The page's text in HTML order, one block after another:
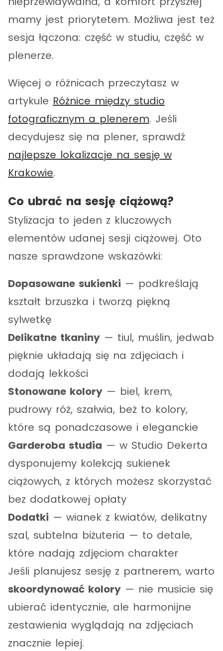
mamy jest priorytetem. Możliwa jest też
sesja łączona: część w studiu, część w
plenerze.
Więcej o różnicach przeczytasz w
artykule Różnice między studio
fotograficznym a plenerem. Jeśli
decydujesz się na plener, sprawdź
najlepsze lokalizacje na sesję w
Krakowie.
Co ubrać na sesję ciążową?
Stylizacja to jeden z kluczowych
elementów udanej sesji ciążowej. Oto
nasze sprawdzone wskazówki:
Dopasowane sukienki — podkreślają
kształt brzuszka i tworzą piękną
sylwetkę
Delikatne tkaniny — tiul, muślin, jedwab
pięknie układają się na zdjęciach i
dodają lekkości
Stonowane kolory — biel, krem,
pudrowy róż, szałwia, beż to kolory,
które są ponadczasowe i eleganckie
Garderoba studia — w Studio Dekerta
dysponujemy kolekcją sukienek
ciążowych, z których możesz skorzystać
bez dodatkowej opłaty
Dodatki — wianek z kwiatów, delikatny
szal, subtelna biżuteria — to detale,
które nadają zdjęciom charakter
Jeśli planujesz sesję z partnerem, warto
skoordynować kolory — nie musicie się
ubierać identycznie, ale harmonijne
zestawienia wyglądają na zdjęciach
znacznie lepiej.